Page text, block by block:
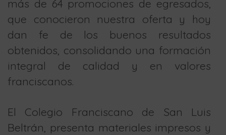
más de 64 promociones de egresados,
que conocieron nuestra oferta y hoy
dan fe de los buenos resultados
obtenidos, consolidando una formación
integral de calidad y en valores
franciscanos.
El Colegio Franciscano de San Luis
Beltrán, presenta materiales impresos y